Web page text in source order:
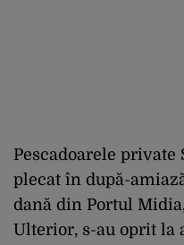
Pescadoarele private
plecat în după-
dană din Portul
Ulterior, s-au oprit la